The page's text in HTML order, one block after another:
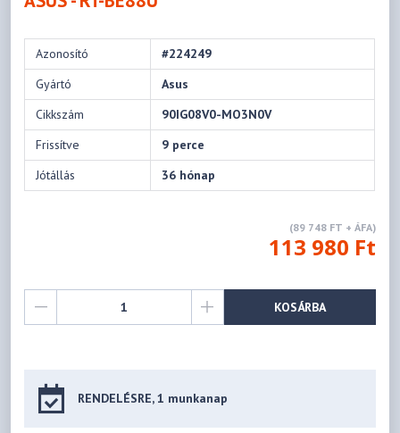
Azonosító
#224249
Gyártó
Asus
Cikkszám
90IG08V0-MO3N0V
Frissítve
9 perce
Jótállás
36 hónap
(89 748 FT + ÁFA)
113 980 Ft
KOSÁRBA
RENDELÉSRE, 1 munkanap